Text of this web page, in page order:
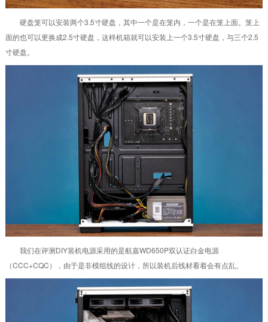
硬盘笼可以安装两个3.5寸硬盘，其中一个是在笼内，一个是在笼上面。笼上
面的也可以更换成2.5寸硬盘，这样机箱就可以安装上一个3.5寸硬盘，与三个2.5
寸硬盘。
我们在评测DIY装机电源采用的是航嘉WD650P双认证白金电源
（CCC+CQC），由于是非模组线的设计，所以装机后线材看着会有点乱。